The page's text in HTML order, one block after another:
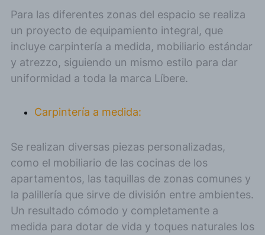
Para las diferentes zonas del espacio se realiza
un proyecto de equipamiento integral, que
incluye carpintería a medida, mobiliario estándar
y atrezzo, siguiendo un mismo estilo para dar
uniformidad a toda la marca Líbere.
Carpintería a medida:
Se realizan diversas piezas personalizadas,
como el mobiliario de las cocinas de los
apartamentos, las taquillas de zonas comunes y
la palillería que sirve de división entre ambientes.
Un resultado cómodo y completamente a
medida para dotar de vida y toques naturales los